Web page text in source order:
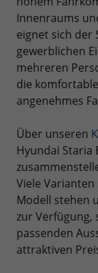
Innenraums
eignet sich der
gewerblichen
mehreren
die
angenehmes
Über unseren
Hyundai Staria
Viele
Modell stehen
zur Verfügung,
passenden
attraktiven